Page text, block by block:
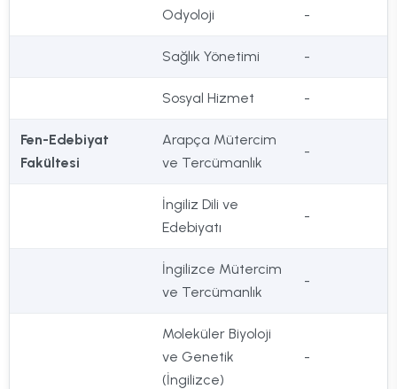
Odyoloji -
Sağlık Yönetimi -
Sosyal Hizmet -
Fen-Edebiyat
Fakültesi
Arapça Mütercim
ve Tercümanlık
-
İngiliz Dili ve
Edebiyatı
-
İngilizce Mütercim
ve Tercümanlık
-
Moleküler Biyoloji
ve Genetik
(İngilizce)
-